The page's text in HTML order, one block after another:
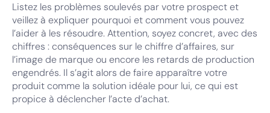
Listez les problèmes soulevés par votre prospect et
veillez à expliquer pourquoi et comment vous pouvez
l’aider à les résoudre. Attention, soyez concret, avec des
chiffres : conséquences sur le chiffre d’affaires, sur
l’image de marque ou encore les retards de production
engendrés. Il s’agit alors de faire apparaître votre
produit comme la solution idéale pour lui, ce qui est
propice à déclencher l’acte d’achat.